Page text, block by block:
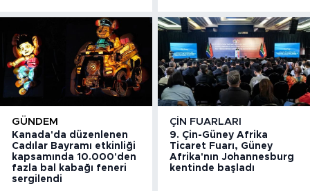
GÜNDEM
Kanada'da düzenlenen
Cadılar Bayramı etkinliği
kapsamında 10.000'den
fazla bal kabağı feneri
sergilendi
ÇIN FUARLARI
9. Çin-Güney Afrika
Ticaret Fuarı, Güney
Afrika'nın Johannesburg
kentinde başladı